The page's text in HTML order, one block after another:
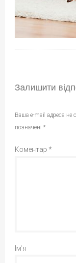
Залишити
Ваша e-mail адреса не
позначені *
Коментар *
Ім'я